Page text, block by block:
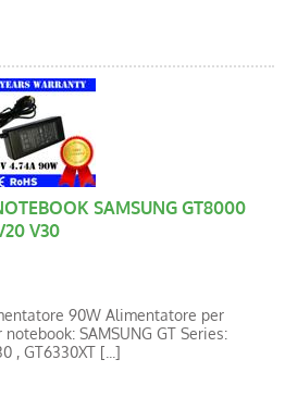
SAMSUNG GT8000
V30
90W Alimentatore per
SAMSUNG GT Series:
, GT6330XT [...]